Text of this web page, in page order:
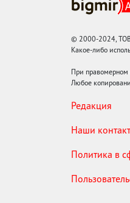
© 2000-2024, ТОВ
Какое-либо
При правомерном
Любое
Редакция
Наши
Политика в